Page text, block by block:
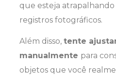
que esteja
registros fotográficos.
Além disso, tente
manualmente para
objetos que você